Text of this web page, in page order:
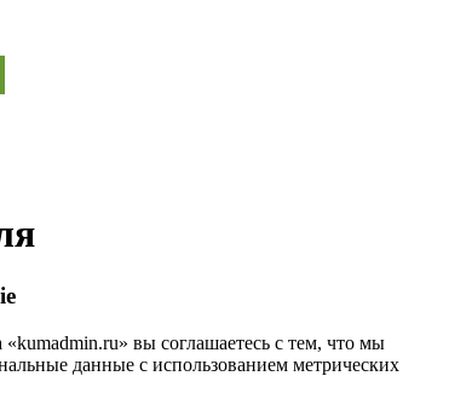
вы соглашаетесь с тем, что мы
данные с использованием метрических